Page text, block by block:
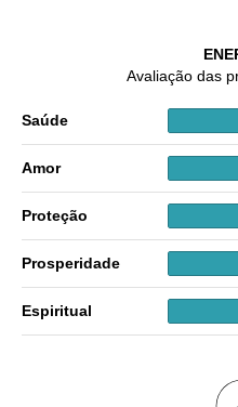
Avaliação das
Saúde
Amor
Proteção
Prosperidade
Espiritual